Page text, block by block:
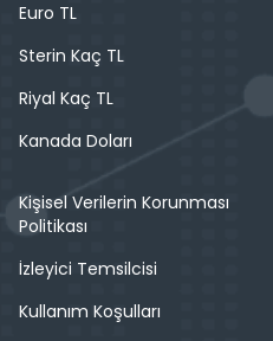
Euro TL
Sterin Kaç TL
Riyal Kaç TL
Kanada Doları
Kişisel Verilerin Korunması
Politikası
İzleyici Temsilcisi
Kullanım Koşulları